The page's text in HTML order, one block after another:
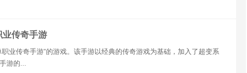
业传奇手游
业传奇手游”的游戏。该手游以经典的传奇游戏为基础，加入了超变系
游的...